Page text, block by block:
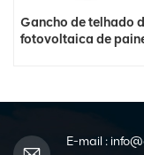
Gancho de telhado
fotovoltaica de
E-mail :